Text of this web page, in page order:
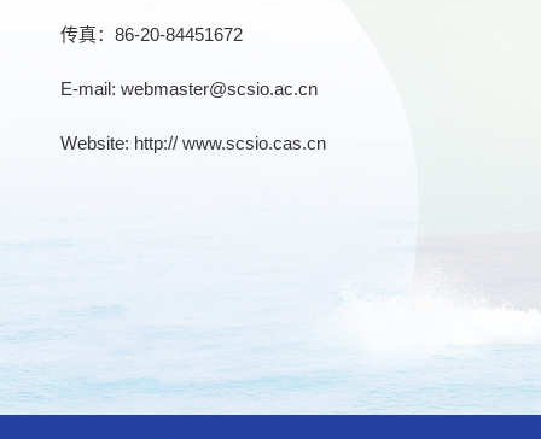
传真：86-20-84451672
E-mail: webmaster@scsio.ac.cn
Website: http:// www.scsio.cas.cn